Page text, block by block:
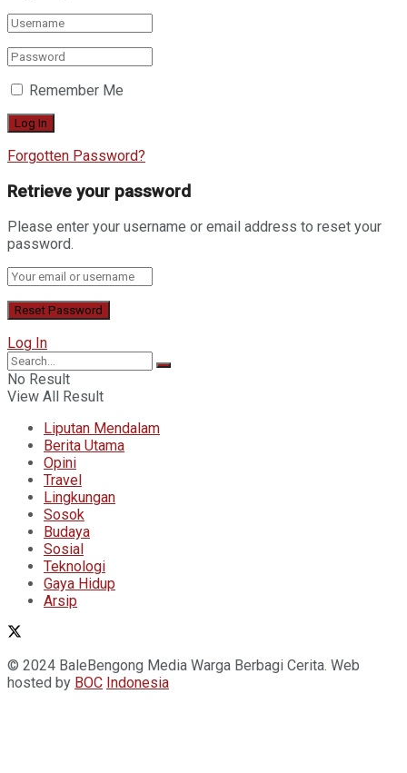
Remember Me
Forgotten Password?
Retrieve your password
Please enter your username or email address to reset your
password.
Log In
No Result
View All Result
Liputan Mendalam
Berita Utama
Opini
Travel
Lingkungan
Sosok
Budaya
Sosial
Teknologi
Gaya Hidup
Arsip
© 2024 BaleBengong Media Warga Berbagi Cerita. Web
hosted by BOC Indonesia